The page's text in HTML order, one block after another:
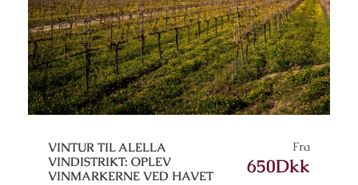
VINTUR TIL ALELLA
VINDISTRIKT: OPLEV
VINMARKERNE VED HAVET
Fra
650Dkk